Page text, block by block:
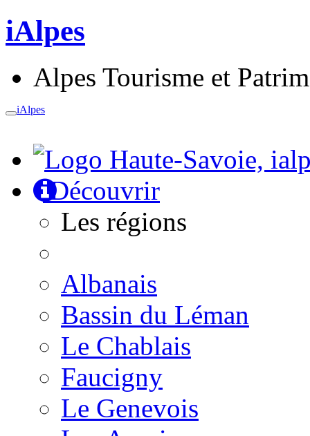
iAlpes
Alpes Tourisme et
Toggle
iAlpes
Découvrir
Les régions
Albanais
Bassin du Léman
Le Chablais
Faucigny
Le Genevois